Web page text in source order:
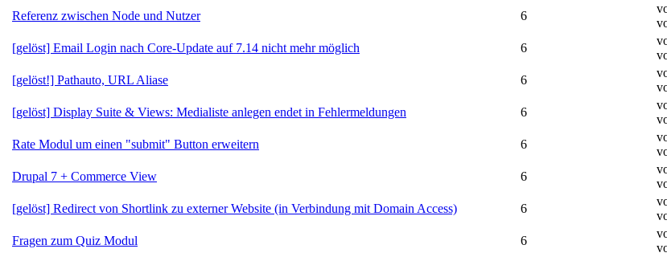
Referenz zwischen Node und Nutzer
6
[gelöst] Email Login nach Core-Update auf 7.14 nicht mehr möglich
6
[gelöst!] Pathauto, URL Aliase
6
[gelöst] Display Suite & Views: Medialiste anlegen endet in Fehlermeldungen
6
Rate Modul um einen "submit" Button erweitern
6
Drupal 7 + Commerce View
6
[gelöst] Redirect von Shortlink zu externer Website (in Verbindung mit Domain Access)
6
Fragen zum Quiz Modul
6